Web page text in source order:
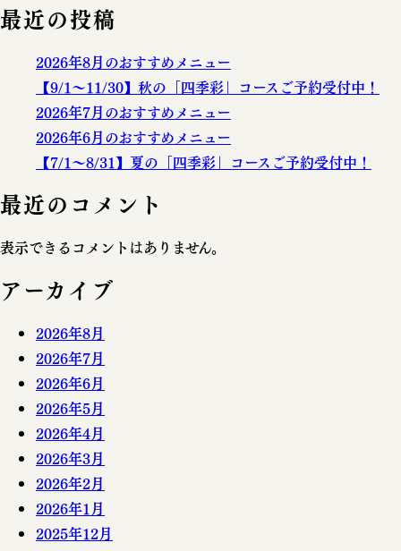
最近の投稿
2026年8月のおすすめメニュー
【9/1～11/30】秋の「四季彩」コースご予約受付中！
2026年7月のおすすめメニュー
2026年6月のおすすめメニュー
【7/1～8/31】夏の「四季彩」コースご予約受付中！
最近のコメント
表示できるコメントはありません。
アーカイブ
2026年8月
2026年7月
2026年6月
2026年5月
2026年4月
2026年3月
2026年2月
2026年1月
2025年12月